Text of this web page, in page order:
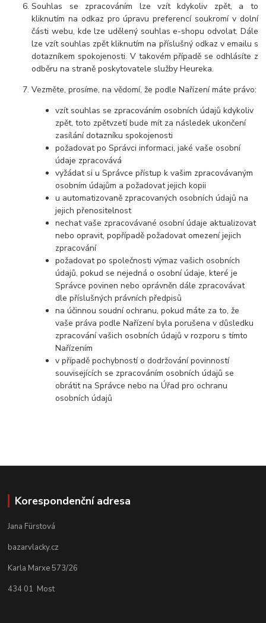
Souhlas se zpracováním lze vzít kdykoliv zpět, a to
kliknutím na odkaz pro úpravu preferencí soukromí v dolní
části webu, kde lze udělený souhlas e-shopu odvolat. Dále
lze vzít souhlas zpět kliknutím na příslušný odkaz v emailu s
dotazníkem spokojenosti. V takovém případě se odhlásíte z
odběru na straně poskytovatele služby Heureka.
Vezměte, prosíme, na vědomí, že podle Nařízení máte právo:
vzít souhlas se zpracováním osobních údajů kdykoliv
zpět, toto zpětvzetí bude mít za následek ukončení
zasílání dotazníku spokojenosti
požadovat po Správci informaci, jaké vaše osobní
údaje zpracovává
vyžádat si u Správce přístup k vašim zpracovávaným
osobním údajům a požadovat jejich kopii
u automatizovaně zpracovaných osobních údajů na
jejich přenositelnost
nechat vaše zpracovávané osobní údaje aktualizovat
nebo opravit, popřípadě požadovat omezení jejich
zpracování
požadovat po společnosti výmaz vašich osobních
údajů, pokud se nejedná o osobní údaje, které je
Správce povinen nebo oprávněn dále zpracovávat
dle příslušných právních předpisů
na účinnou soudní ochranu, pokud máte za to, že
vaše práva podle Nařízení byla porušena v důsledku
zpracování vašich osobních údajů v rozporu s tímto
Nařízením
v případě pochybností o dodržování povinností
souvisejících se zpracováním osobních údajů se
obrátit na Správce nebo na Úřad pro ochranu
osobních údajů
Korespondenční adresa
Jana Fürstová
bazarvlacky.cz
Karla Marxe 573/26
434 01 Most